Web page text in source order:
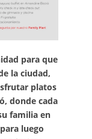
para que
la ciudad,
platos
donde cada
familia en
luego